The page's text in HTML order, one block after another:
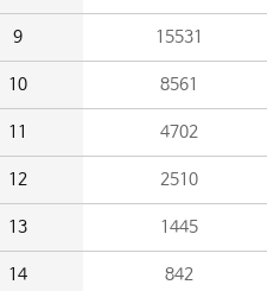
9 15531
10 8561
11 4702
12 2510
13 1445
14 842